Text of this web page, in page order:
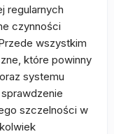
regularnych
czynności
wszystkim
które powinny
systemu
szczelności w